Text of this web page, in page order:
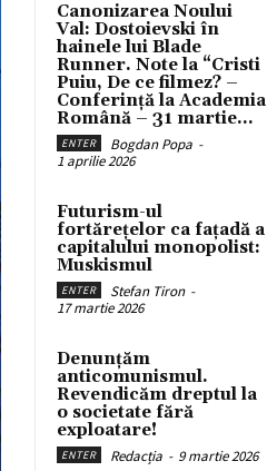
Canonizarea Noului
Val: Dostoievski în
hainele lui Blade
Runner. Note la “Cristi
Puiu, De ce filmez? –
Conferință la Academia
Română – 31 martie...
ENTER Bogdan Popa -
1 aprilie 2026
Futurism-ul
fortărețelor ca fațadă a
capitalului monopolist:
Muskismul
ENTER Stefan Tiron -
17 martie 2026
Denunțăm
anticomunismul.
Revendicăm dreptul la
o societate fără
exploatare!
ENTER Redacția - 9 martie 2026